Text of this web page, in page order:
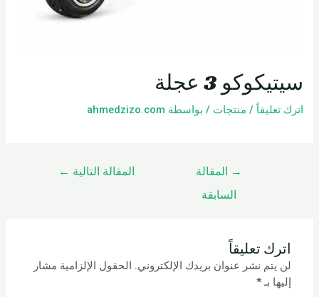
سيتيكوكو 3 عجلة
اترك تعليقاً / منتجات / بواسطة ahmedzizo.com
→
المقالة
السابقة
المقالة التالية ←
اترك تعليقاً
لن يتم نشر عنوان بريدك الإلكتروني. الحقول الإلزامية مشار
إليها بـ*